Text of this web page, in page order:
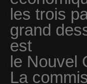
les trois
grand
est
le Nouvel
La